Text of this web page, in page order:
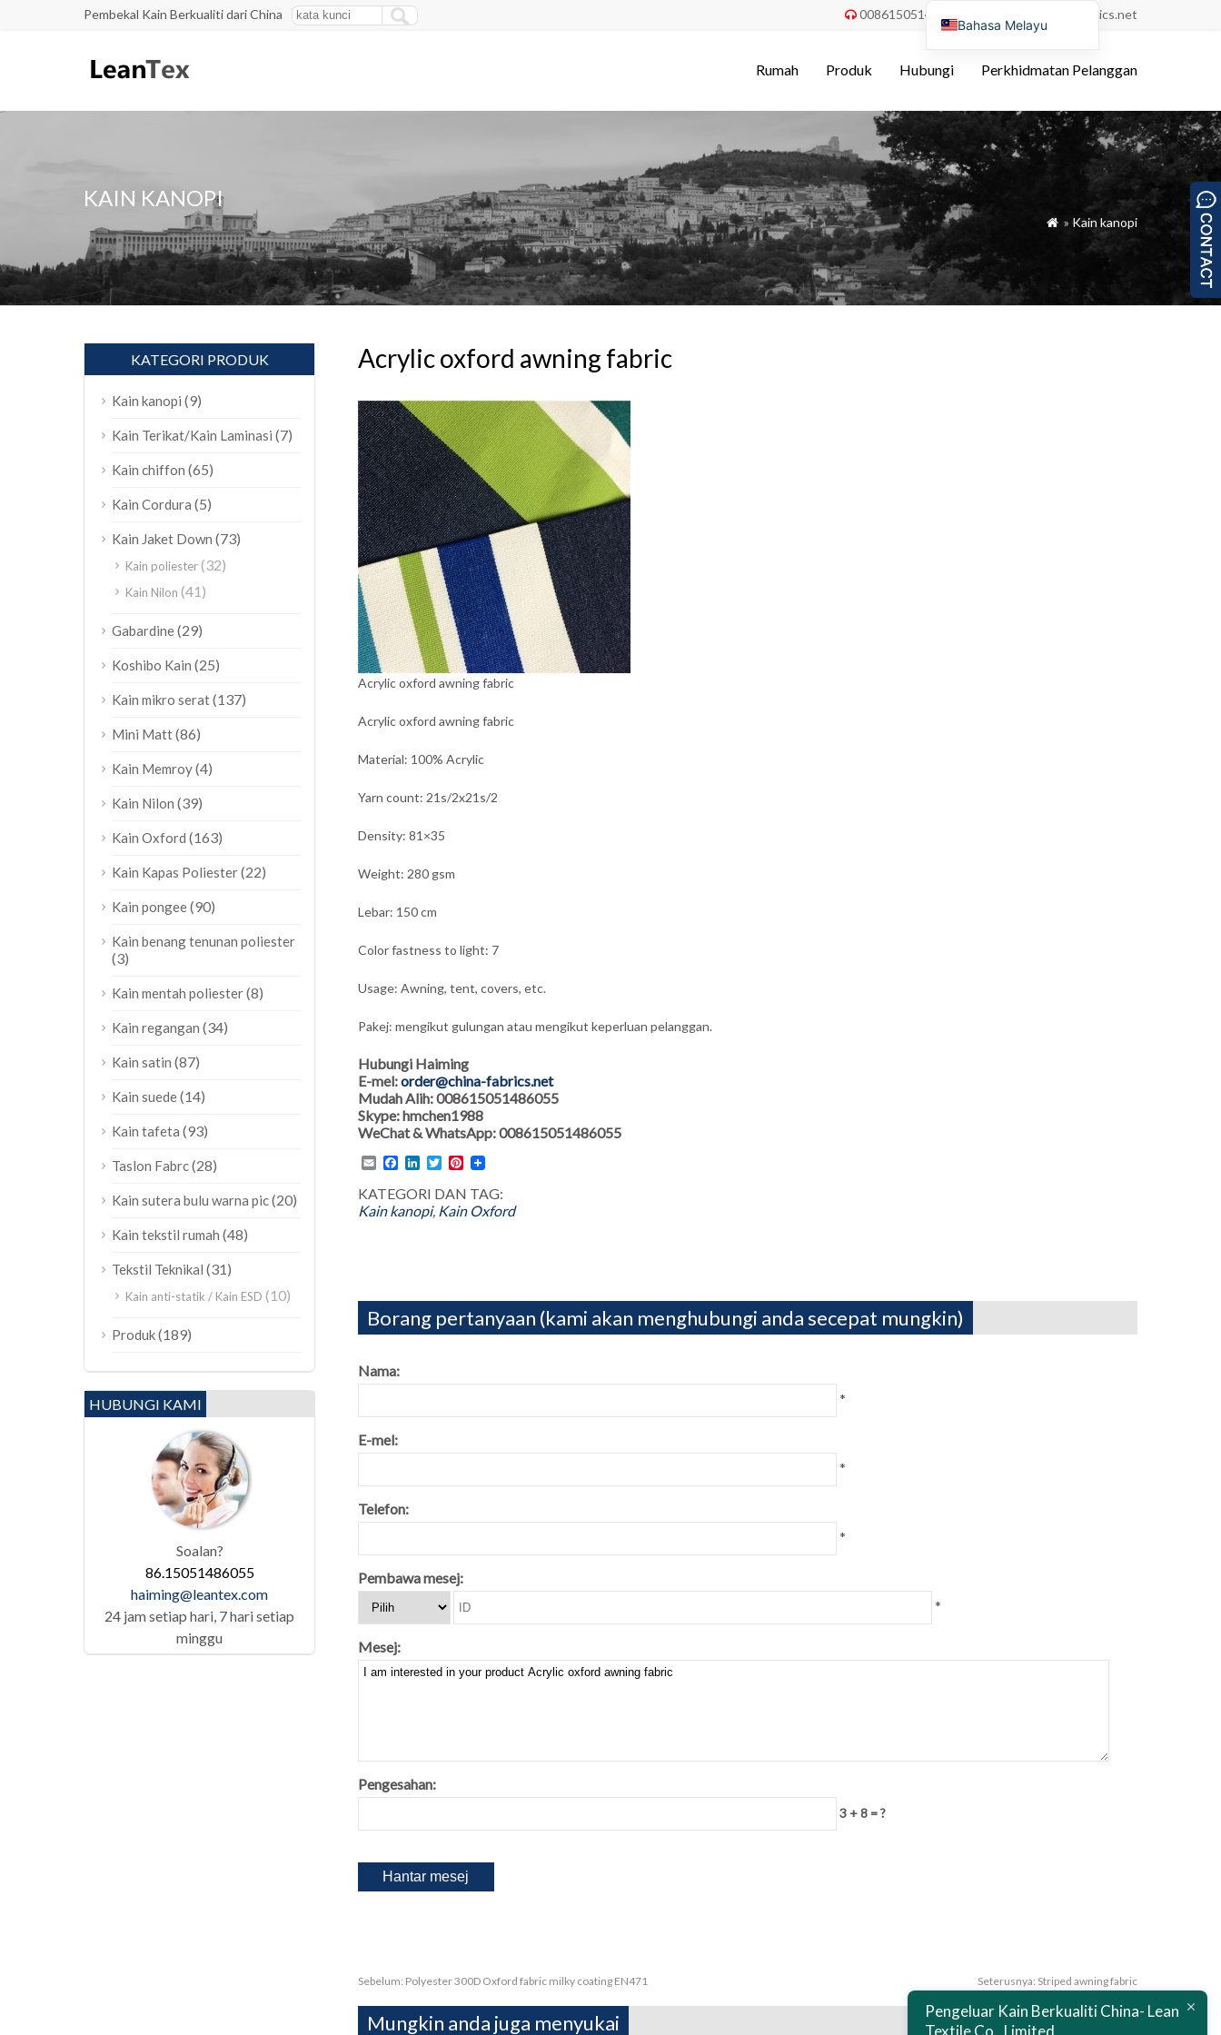
Pembekal Kain Berkualiti dari China  008615051486055 order@china-fabrics.net
Rumah Produk Hubungi Perkhidmatan Pelanggan
KAIN KANOPI
 » Kain kanopi
Acrylic oxford awning fabric
Acrylic oxford awning fabric
Acrylic oxford awning fabric
Material: 100% Acrylic
Yarn count: 21s/2x21s/2
Density: 81×35
Weight: 280 gsm
Lebar: 150 cm
Color fastness to light: 7
Usage: Awning, tent, covers, etc.
Pakej: mengikut gulungan atau mengikut keperluan pelanggan.
Hubungi Haiming
E-mel:order@china-fabrics.net
Mudah Alih: 008615051486055
Skype: hmchen1988
WeChat & WhatsApp: 008615051486055
EmailFacebook
LinkedIn
TwitterPinterest
KATEGORI DAN TAG:
Kain kanopi, Kain Oxford
Borang pertanyaan (kami akan menghubungi anda secepat mungkin)
Nama:
*
E-mel:
*
Telefon:
*
Pembawa mesej:
*
Mesej:
Pengesahan:
3 + 8 = ?
Sebelum: Polyester 300D Oxford fabric milky coating EN471 Seterusnya: Striped awning fabric
Mungkin anda juga menyukai
KATEGORI PRODUK
Kain kanopi (9)
Kain Terikat/Kain Laminasi (7)
Kain chiffon (65)
Kain Cordura (5)
Kain Jaket Down (73)
Kain poliester(32)
Kain Nilon (41)
Gabardine(29)
Koshibo Kain (25)
Kain mikro serat(137)
Mini Matt(86)
Kain Memroy(4)
Kain Nilon (39)
Kain Oxford (163)
Kain Kapas Poliester(22)
Kain pongee(90)
Kain benang tenunan poliester
(3)
Kain mentah poliester(8)
Kain regangan (34)
Kain satin (87)
Kain suede(14)
Kain tafeta (93)
Taslon Fabrc(28)
Kain sutera bulu warna pic(20)
Kain tekstil rumah (48)
Tekstil Teknikal (31)
Kain anti-statik / Kain ESD (10)
Produk(189)
HUBUNGI KAMI
Soalan?
86.15051486055
haiming@leantex.com
24 jam setiap hari, 7 hari setiap
minggu
Pengeluar Kain Berkualiti China- Lean
Textile Co., Limited
Bahasa Melayu
Deutsch
Français
Italiano
Español
Русский
Türkçe